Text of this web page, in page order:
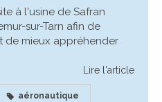
à l'usine de Safran
sur-Tarn afin de
de mieux appréhender
Lire l'article
aéronautique